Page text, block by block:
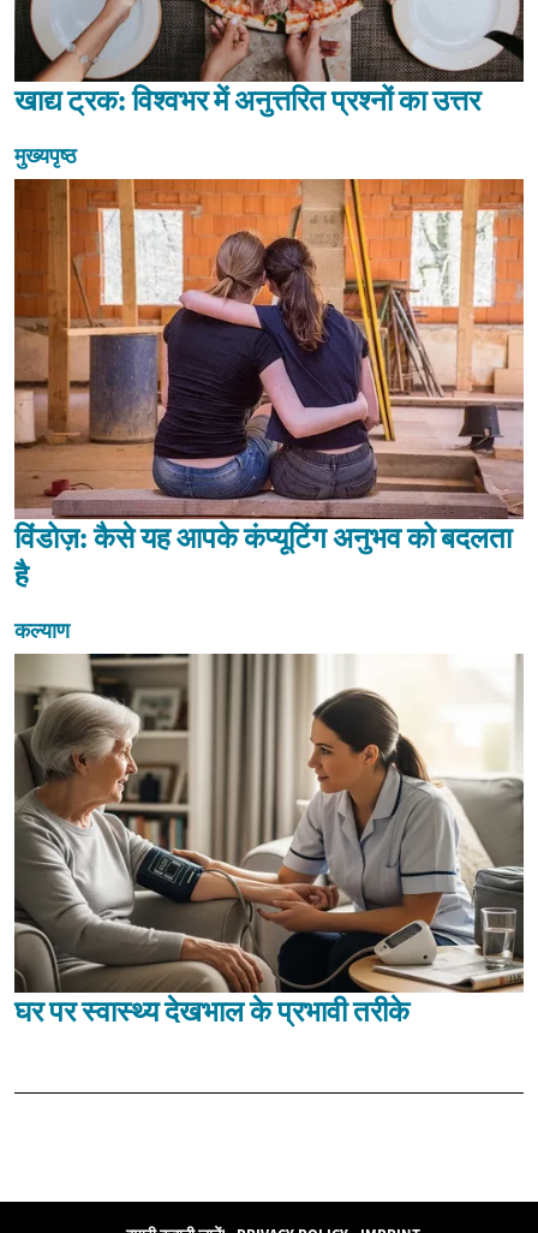
खाद्य ट्रक: विश्वभर में अनुत्तरित प्रश्नों का उत्तर
मुख्यपृष्ठ
विंडोज़: कैसे यह आपके कंप्यूटिंग अनुभव को बदलता
है
कल्याण
घर पर स्वास्थ्य देखभाल के प्रभावी तरीके